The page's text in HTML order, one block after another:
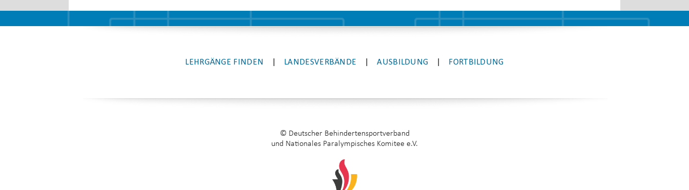
LEHRGÄNGE FINDEN LANDESVERBÄNDE AUSBILDUNG FORTBILDUNG
© Deutscher Behindertensportverband
und Nationales Paralympisches Komitee e.V.